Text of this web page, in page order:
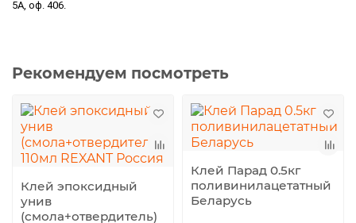
5А, оф. 406.
Рекомендуем посмотреть
Клей эпоксидный
унив
(смола+отвердитель)
Клей Парад 0.5кг
поливинилацетатный
Беларусь